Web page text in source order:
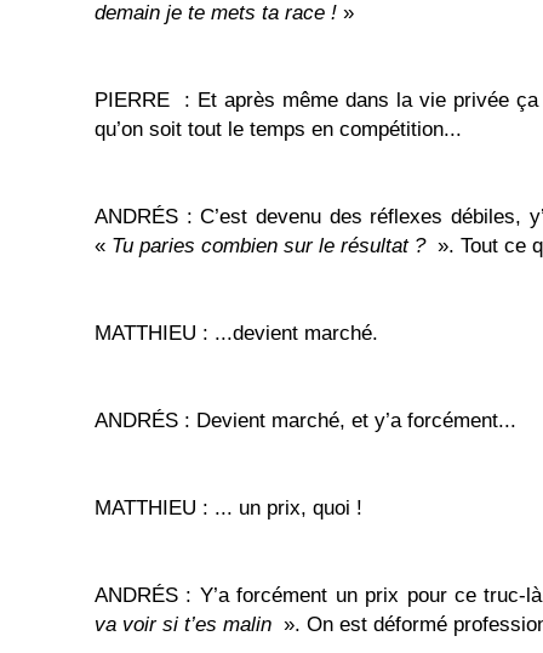
demain je te mets ta race ! »
PIERRE : Et après même dans la vie privée
qu’on soit tout le temps en compétition...
ANDRÉS : C’est devenu des réflexes débiles,
« Tu paries combien sur le résultat ? ». Tout ce
MATTHIEU : ...devient marché.
ANDRÉS : Devient marché, et y’a forcément...
MATTHIEU : ... un prix, quoi !
ANDRÉS : Y’a forcément un prix pour ce truc-
va voir si t’es malin ». On est déformé